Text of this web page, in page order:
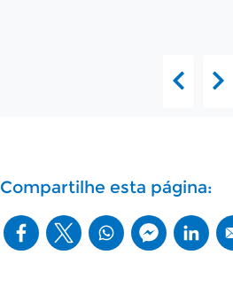
Compartilhe esta página: